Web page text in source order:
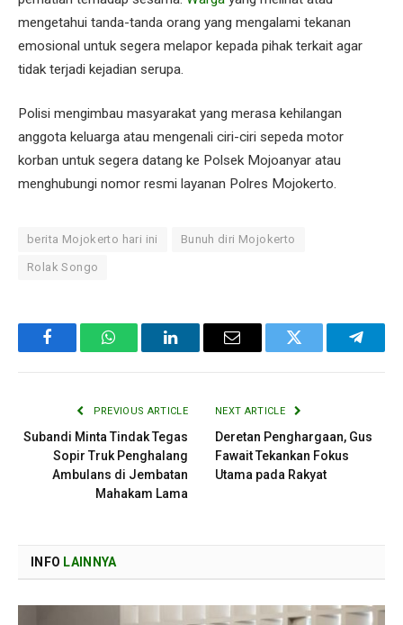
mengetahui tanda-tanda orang yang mengalami tekanan
emosional untuk segera melapor kepada pihak terkait agar
tidak terjadi kejadian serupa.
Polisi mengimbau masyarakat yang merasa kehilangan
anggota keluarga atau mengenali ciri-ciri sepeda motor
korban untuk segera datang ke Polsek Mojoanyar atau
menghubungi nomor resmi layanan Polres Mojokerto.
berita Mojokerto hari ini Bunuh diri Mojokerto
Rolak Songo
FacebookWhatsAppLinkedInEmail Twitter
PREVIOUS ARTICLE
Subandi Minta Tindak Tegas
Sopir Truk Penghalang
Ambulans di Jembatan
Mahakam Lama
NEXT ARTICLE
Deretan Penghargaan, Gus
Fawait Tekankan Fokus
Utama pada Rakyat
INFO LAINNYA